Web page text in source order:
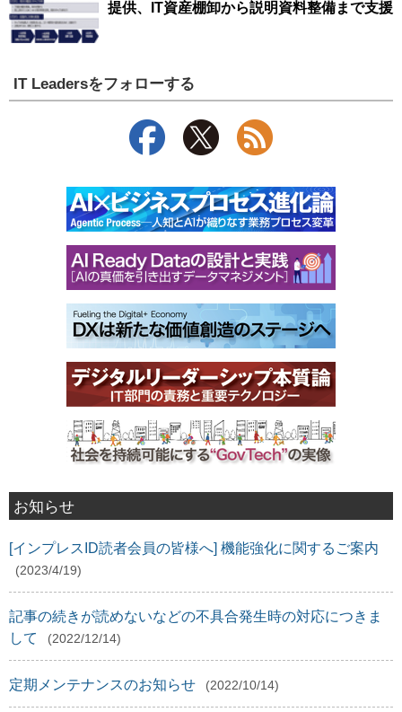
提供、IT資産棚卸から説明資料整備まで支援
IT Leadersをフォローする
お知らせ
[インプレスID読者会員の皆様へ] 機能強化に関するご案内
(2023/4/19)
記事の続きが読めないなどの不具合発生時の対応につきま
して
(2022/12/14)
定期メンテナンスのお知らせ (2022/10/14)